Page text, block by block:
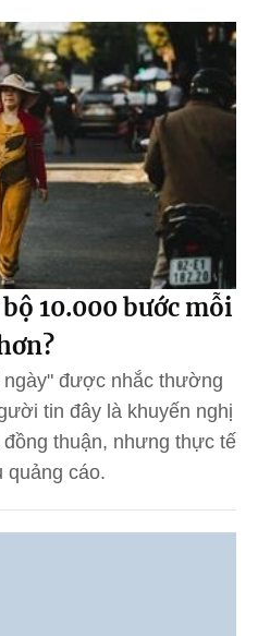
10.000 bước mỗi
được nhắc thường
tin đây là khuyến nghị
thuận, nhưng thực tế
quảng cáo.